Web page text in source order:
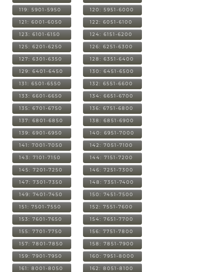
119: 5901-5950 120: 5951-6000
121: 6001-6050 122: 6051-6100
123: 6101-6150 124: 6151-6200
125: 6201-6250 126: 6251-6300
127: 6301-6350 128: 6351-6400
129: 6401-6450 130: 6451-6500
131: 6501-6550 132: 6551-6600
133: 6601-6650 134: 6651-6700
135: 6701-6750 136: 6751-6800
137: 6801-6850 138: 6851-6900
139: 6901-6950 140: 6951-7000
141: 7001-7050 142: 7051-7100
143: 7101-7150 144: 7151-7200
145: 7201-7250 146: 7251-7300
147: 7301-7350 148: 7351-7400
149: 7401-7450 150: 7451-7500
151: 7501-7550 152: 7551-7600
153: 7601-7650 154: 7651-7700
155: 7701-7750 156: 7751-7800
157: 7801-7850 158: 7851-7900
159: 7901-7950 160: 7951-8000
161: 8001-8050 162: 8051-8100